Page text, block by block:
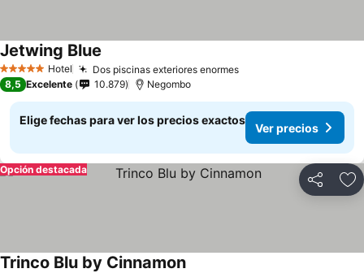
5 Estrellas Hotel Dos piscinas exteriores enormes
Jetwing Blue
8,5 Excelente 10.879 Negombo
Elige fechas para ver los precios exactos
Ver precios
Compartir
Opción destacada
Trinco Blu by Cinnamon